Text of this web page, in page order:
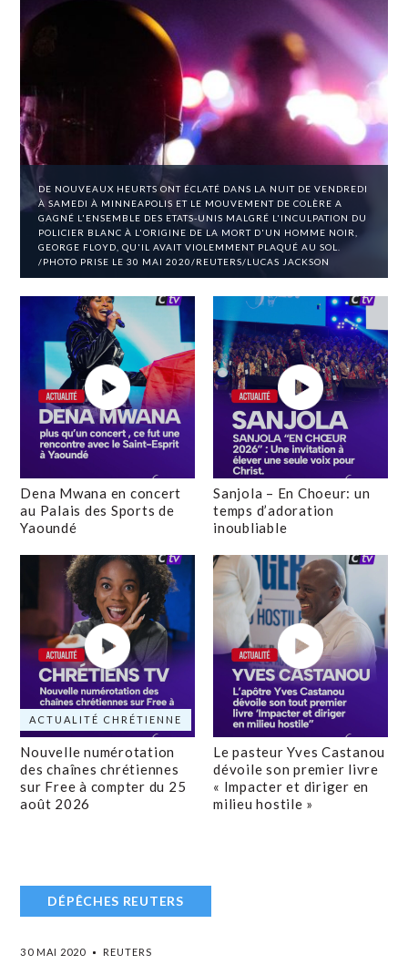
DE NOUVEAUX HEURTS ONT ÉCLATÉ DANS LA NUIT DE VENDREDI
À SAMEDI À MINNEAPOLIS ET LE MOUVEMENT DE COLÈRE A
GAGNÉ L'ENSEMBLE DES ETATS-UNIS MALGRÉ L'INCULPATION DU
POLICIER BLANC À L'ORIGINE DE LA MORT D'UN HOMME NOIR,
GEORGE FLOYD, QU'IL AVAIT VIOLEMMENT PLAQUÉ AU SOL.
/PHOTO PRISE LE 30 MAI 2020/REUTERS/LUCAS JACKSON
Dena Mwana en concert
au Palais des Sports de
Yaoundé
Sanjola – En Choeur: un
temps d’adoration
inoubliable
ACTUALITÉ CHRÉTIENNE
Nouvelle numérotation
des chaînes chrétiennes
sur Free à compter du 25
août 2026
Le pasteur Yves Castanou
dévoile son premier livre
« Impacter et diriger en
milieu hostile »
DÉPÊCHES REUTERS
30 MAI 2020 REUTERS